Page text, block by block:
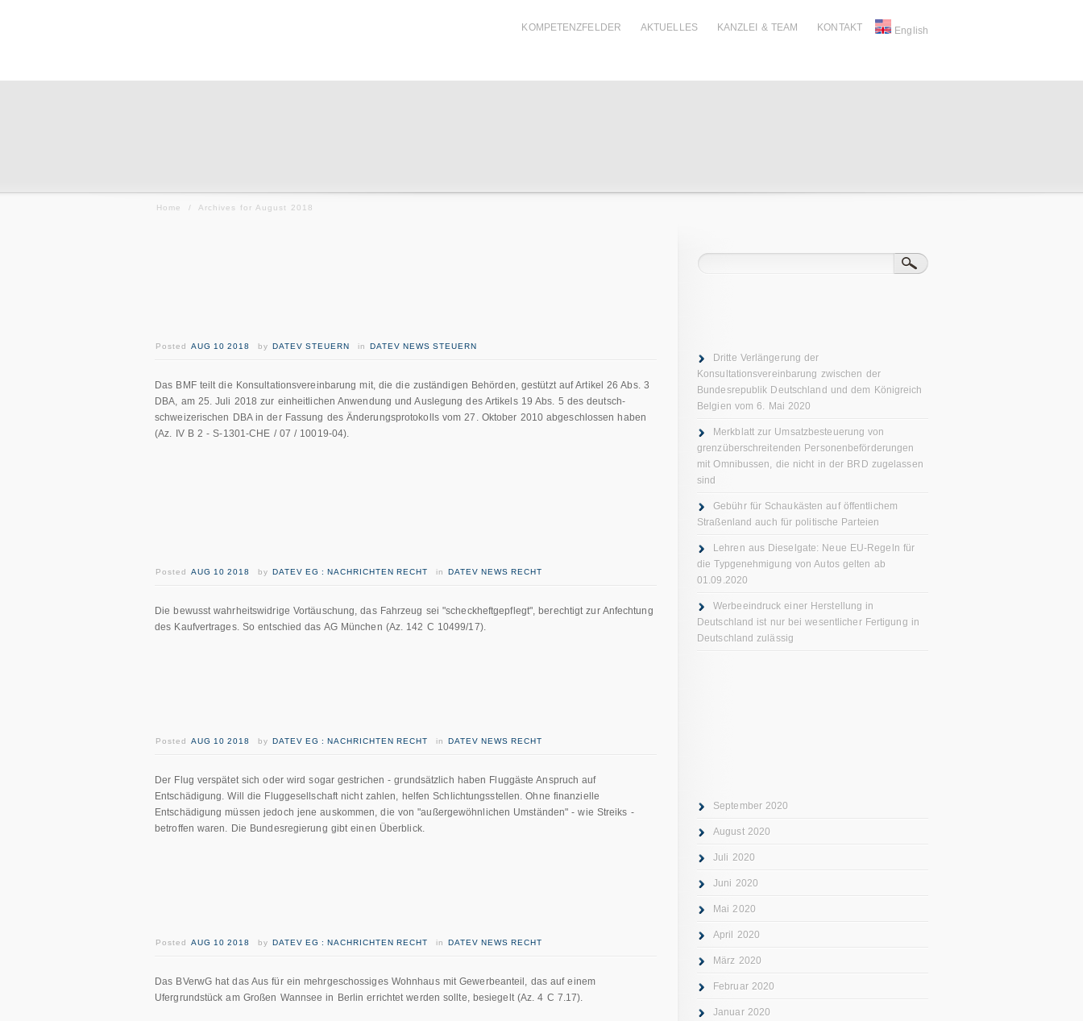
English
KOMPETENZFELDER AKTUELLES KANZLEI & TEAM KONTAKT
Home / Archives for August 2018
Posted AUG 10 2018 by DATEV STEUERN in DATEV NEWS STEUERN
Das BMF teilt die Konsultationsvereinbarung mit, die die zuständigen Behörden, gestützt auf Artikel 26 Abs. 3
DBA, am 25. Juli 2018 zur einheitlichen Anwendung und Auslegung des Artikels 19 Abs. 5 des deutsch-
schweizerischen DBA in der Fassung des Änderungsprotokolls vom 27. Oktober 2010 abgeschlossen haben
(Az. IV B 2 - S-1301-CHE / 07 / 10019-04).
Posted AUG 10 2018 by DATEV EG : NACHRICHTEN RECHT in DATEV NEWS RECHT
Die bewusst wahrheitswidrige Vortäuschung, das Fahrzeug sei "scheckheftgepflegt", berechtigt zur Anfechtung
des Kaufvertrages. So entschied das AG München (Az. 142 C 10499/17).
Posted AUG 10 2018 by DATEV EG : NACHRICHTEN RECHT in DATEV NEWS RECHT
Der Flug verspätet sich oder wird sogar gestrichen - grundsätzlich haben Fluggäste Anspruch auf
Entschädigung. Will die Fluggesellschaft nicht zahlen, helfen Schlichtungsstellen. Ohne finanzielle
Entschädigung müssen jedoch jene auskommen, die von "außergewöhnlichen Umständen" - wie Streiks -
betroffen waren. Die Bundesregierung gibt einen Überblick.
Posted AUG 10 2018 by DATEV EG : NACHRICHTEN RECHT in DATEV NEWS RECHT
Das BVerwG hat das Aus für ein mehrgeschossiges Wohnhaus mit Gewerbeanteil, das auf einem
Ufergrundstück am Großen Wannsee in Berlin errichtet werden sollte, besiegelt (Az. 4 C 7.17).
Dritte Verlängerung der
Konsultationsvereinbarung zwischen der
Bundesrepublik Deutschland und dem Königreich
Belgien vom 6. Mai 2020
Merkblatt zur Umsatzbesteuerung von
grenzüberschreitenden Personenbeförderungen
mit Omnibussen, die nicht in der BRD zugelassen
sind
Gebühr für Schaukästen auf öffentlichem
Straßenland auch für politische Parteien
Lehren aus Dieselgate: Neue EU-Regeln für
die Typgenehmigung von Autos gelten ab
01.09.2020
Werbeeindruck einer Herstellung in
Deutschland ist nur bei wesentlicher Fertigung in
Deutschland zulässig
September 2020
August 2020
Juli 2020
Juni 2020
Mai 2020
April 2020
März 2020
Februar 2020
Januar 2020